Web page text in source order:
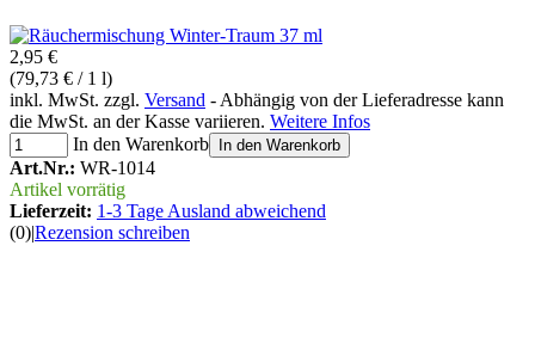
2,95 €
(79,73 € / 1 l)
inkl. MwSt. zzgl. Versand - Abhängig von der Lieferadresse kann
die MwSt. an der Kasse variieren. Weitere Infos
In den Warenkorb
In den Warenkorb
Art.Nr.: WR-1014
Artikel vorrätig
Lieferzeit: 1-3 Tage Ausland abweichend
(0)|Rezension schreiben